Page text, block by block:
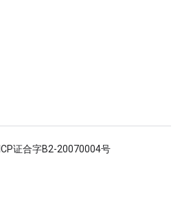
ICP证合字B2-20070004号